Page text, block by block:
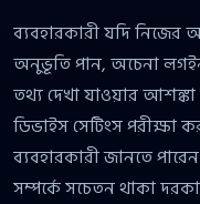
ব্যবহারকারী যদি নিজের
অনুভূতি পান, অচেনা
তথ্য দেখা যাওয়ার
ডিভাইস সেটিংস পরীক্ষা
ব্যবহারকারী জানতে
সম্পর্কে সচেতন থাকা